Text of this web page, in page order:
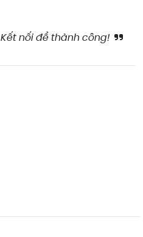
Kết nối để thành công!